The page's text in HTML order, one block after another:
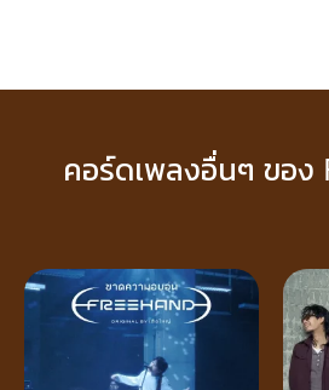
คอร์ดเพลงอื่นๆ ของ